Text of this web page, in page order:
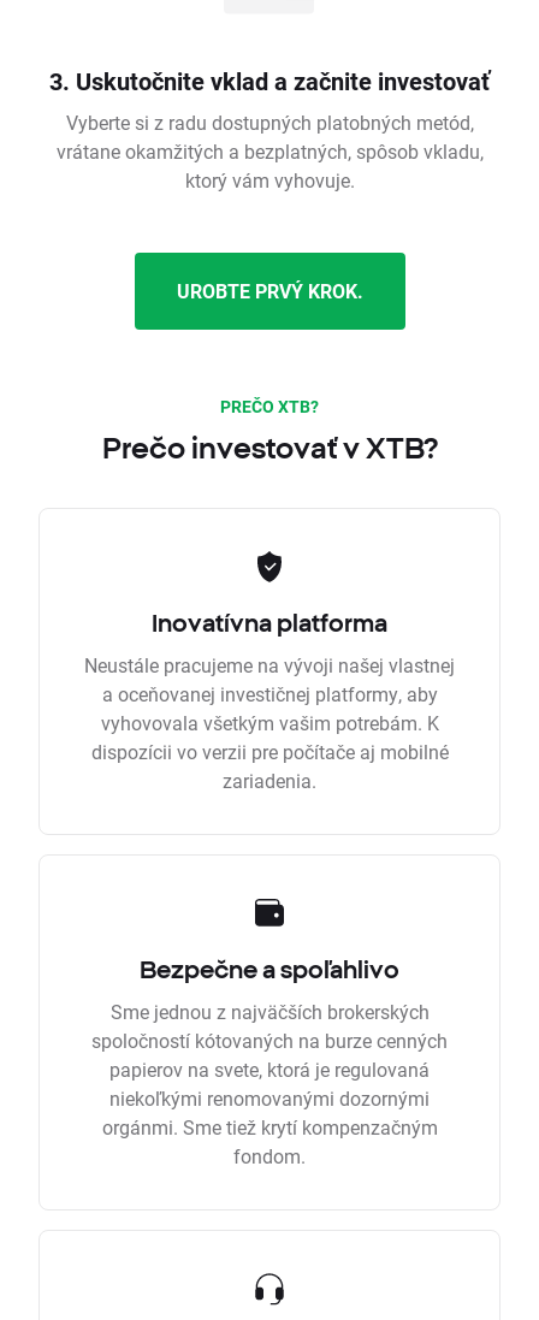
3. Uskutočnite vklad a začnite investovať
Vyberte si z radu dostupných platobných metód,
vrátane okamžitých a bezplatných, spôsob vkladu,
ktorý vám vyhovuje.
UROBTE PRVÝ KROK.
PREČO XTB?
Prečo investovať v XTB?
Inovatívna platforma
Neustále pracujeme na vývoji našej vlastnej
a oceňovanej investičnej platformy, aby
vyhovovala všetkým vašim potrebám. K
dispozícii vo verzii pre počítače aj mobilné
zariadenia.
Bezpečne a spoľahlivo
Sme jednou z najväčších brokerských
spoločností kótovaných na burze cenných
papierov na svete, ktorá je regulovaná
niekoľkými renomovanými dozornými
orgánmi. Sme tiež krytí kompenzačným
fondom.